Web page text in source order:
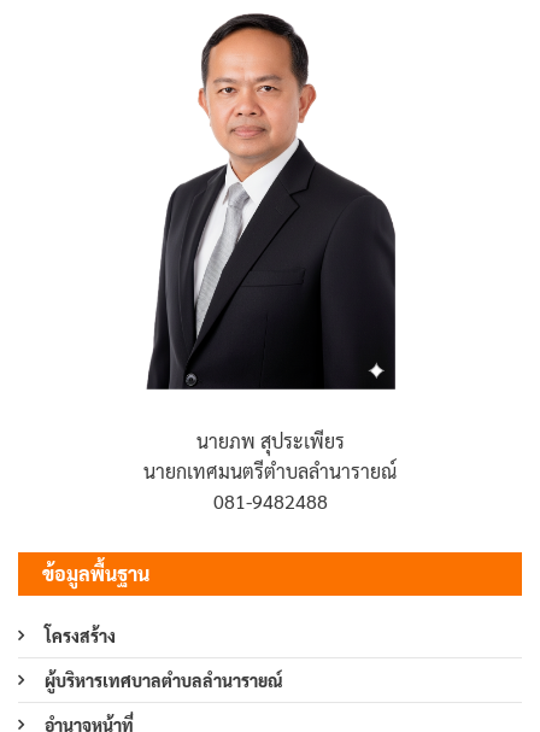
นายภพ สุประเพียร
นายกเทศมนตรีตำบลลำนารายณ์
081-9482488
ข้อมูลพื้นฐาน
โครงสร้าง
ผู้บริหารเทศบาลตำบลลำนารายณ์
อำนาจหน้าที่